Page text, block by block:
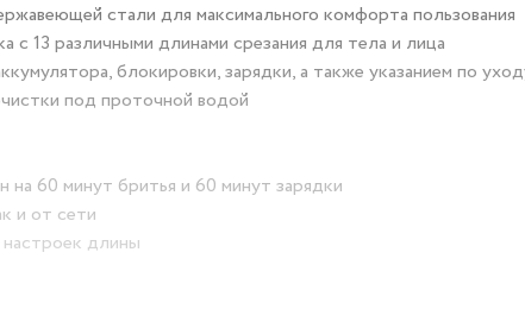
стали для максимального комфорта пользования
с 13 различными длинами срезания для тела и лица
блокировки, зарядки, а также указанием по
под проточной водой
60 минут бритья и 60 минут зарядки
и от сети
длины
для очистки и сумка для хранения